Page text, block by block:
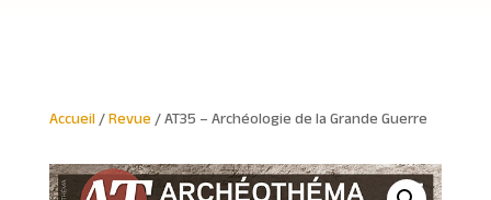
Accueil/Revue / AT35 – Archéologie de la Grande Guerre